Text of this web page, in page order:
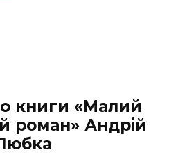
книги «Малий
роман» Андрій